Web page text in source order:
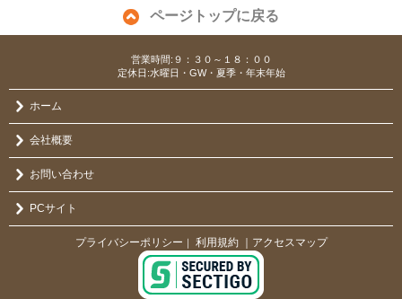
ページトップに戻る
営業時間:９：３０～１８：００
定休日:水曜日・GW・夏季・年末年始
ホーム
会社概要
お問い合わせ
PCサイト
プライバシーポリシー ｜ 利用規約 ｜アクセスマップ